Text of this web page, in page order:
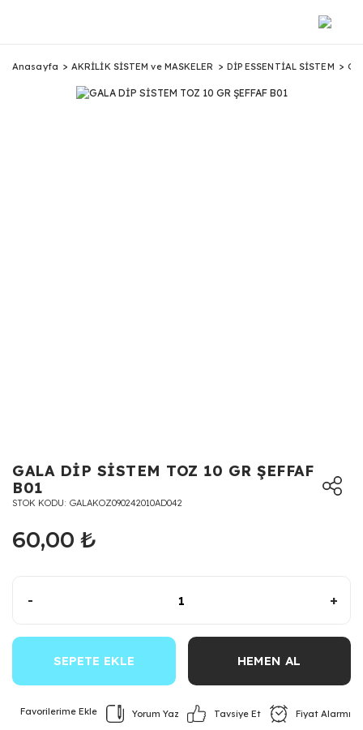
Anasayfa AKRİLİK SİSTEM ve MASKELER DİP ESSENTİAL SİSTEM
GALA DİP SİSTEM TOZ 10 GR ŞEFFAF
B01
STOK KODU GALAKOZ090242010AD042
60,00 ₺
- +
SEPETE EKLE HEMEN AL
Yorum Yaz Tavsiye Et Fiyat Alarmı